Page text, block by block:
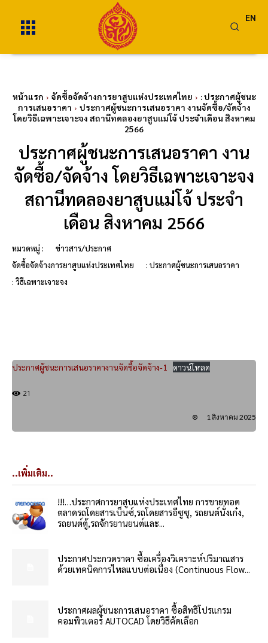
EN
หน้าแรก จัดซื้อจัดจ้างการยาสูบแห่งประเทศไทย
: ประกาศผู้ชนะ
การเสนอราคา
ประกาศผู้ชนะการเสนอราคา งานจัดซื้อ/จัดจ้าง
โดยวิธีเฉพาะเจาะจง สถานีทดลองยาสูบแม่โจ้ ประจำเดือน สิงหาคม
2566
ประกาศผู้ชนะการเสนอราคา งาน
จัดซื้อ/จัดจ้าง โดยวิธีเฉพาะเจาะจง
สถานีทดลองยาสูบแม่โจ้ ประจำ
เดือน สิงหาคม 2566
หมวดหมู่ :
ข่าวสาร/ประกาศ
จัดซื้อจัดจ้างการยาสูบแห่งประเทศไทย
: ประกาศผู้ชนะการเสนอราคา
: วิธีเฉพาะเจาะจง
ประกาศผู้ชนะการเสนอราคางานจัดซื้อจัดจ้าง-1 ดาวน์โหลด
21
1 สิงหาคม 2025
..เพิ่มเติม..
!!!…ประกาศการยาสูบแห่งประเทศไทย การขายทอด
ตลาดรถโดยสารเบ็นซ์,รถโดยสารอีซูซุ, รถยนต์นั่งเก๋ง,
รถยนต์ตู้,รถจักรยานยนต์และ...
ประกาศประกวดราคา ซื้อเครื่องวิเคราะห์ปริมาณสาร
ด้วยเทคนิคการไหลแบบต่อเนื่อง (Continuous Flow...
ประกาศผลผู้ชนะการเสนอราคา ซื้อสิทธิโปรแกรม
คอมพิวเตอร์ AUTOCAD โดยวิธีคัดเลือก